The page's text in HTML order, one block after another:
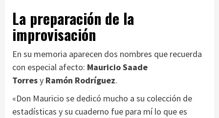
La preparación de la
improvisación
En su memoria aparecen dos nombres que recuerda
con especial afecto: Mauricio Saade
Torresy Ramón Rodríguez.
«Don Mauricio se dedicó mucho a su colección de
estadísticas y su cuaderno fue para mí lo que es